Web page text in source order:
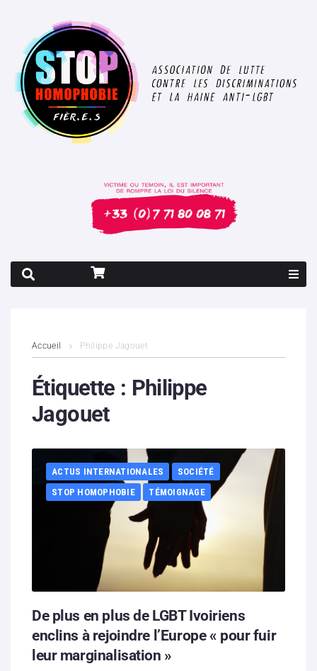
Contenus litigieux
Nous soutenir
Partenaires
Hébergement solidaire
Accueil Philippe Jagouet
Étiquette : Philippe
Jagouet
ACTUS INTERNATIONALES
SOCIÉTÉ
STOP HOMOPHOBIE
TÉMOIGNAGE
De plus en plus de LGBT Ivoiriens
enclins à rejoindre l’Europe « pour fuir
leur marginalisation »